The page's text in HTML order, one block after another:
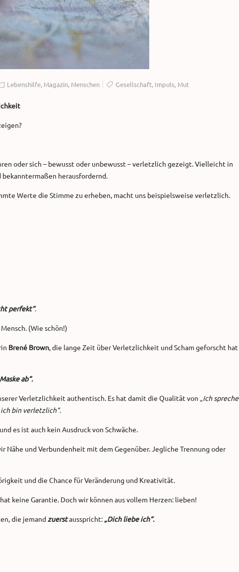
Lebenshilfe, Magazin, Menschen Gesellschaft, Impuls, Mut
oder sich – bewusst oder unbewusst – verletzlich gezeigt. Vielleicht in
bekanntermaßen herausfordernd.
Werte die Stimme zu erheben, macht uns beispielsweise verletzlich.
perfekt“.
(Wie schön!)
Brené Brown, die lange Zeit über Verletzlichkeit und Scham geforscht hat
ab“.
Verletzlichkeit authentisch. Es hat damit die Qualität von „Ich spreche
bin verletzlich“.
es ist auch kein Ausdruck von Schwäche.
und Verbundenheit mit dem Gegenüber. Jegliche Trennung oder
und die Chance für Veränderung und Kreativität.
keine Garantie. Doch wir können aus vollem Herzen: lieben!
die jemandzuerstausspricht: „Dich liebe ich“.